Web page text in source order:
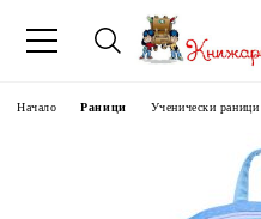
Начало Раници Ученически раници